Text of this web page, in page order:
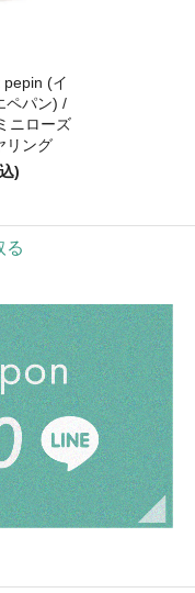
pepin (イ
ペパン) /
ニローズ
リング
)